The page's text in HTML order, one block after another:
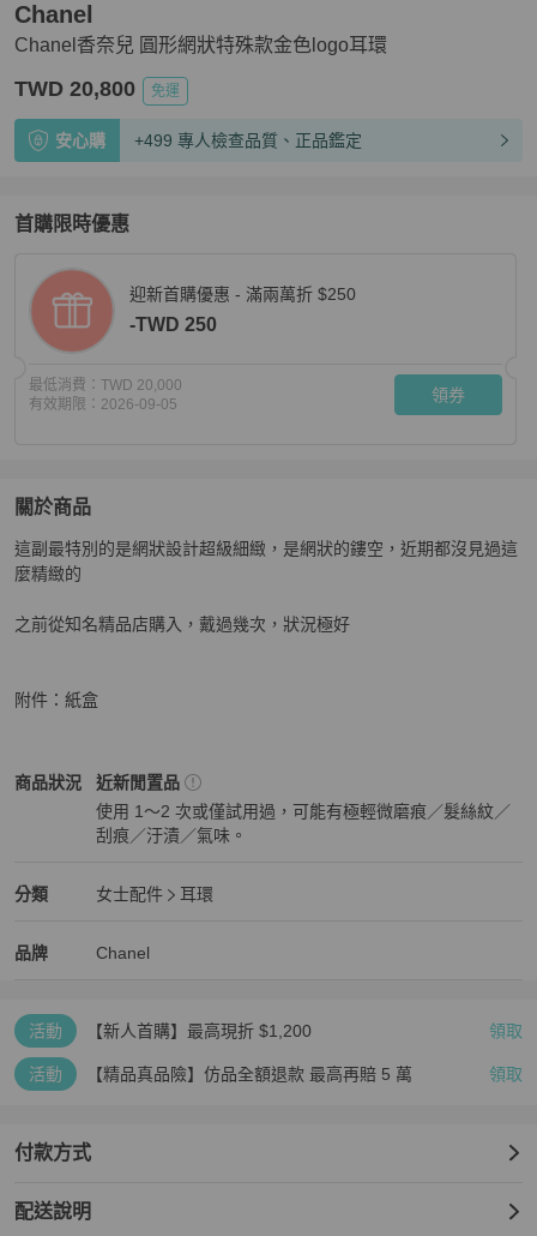
Chanel香奈兒 圓形網狀特殊款金色logo耳環
Chanel
TWD 20,800 免運
安心購 +499 專人檢查品質、正品鑑定
首購限時優惠
迎新首購優惠 - 滿兩萬折 $250
-TWD 250
最低消費： TWD 20,000
有效期限： 2026-09-05 領券
關於商品
關於Chanel香奈兒 圓形網狀特殊款金色logo耳環商品詳情與
這副最特別的是網狀設計超級細緻，是網狀的鏤空，近期都沒見過這
麼精緻的
之前從知名精品店購入，戴過幾次，狀況極好
附件：紙盒
商品狀況
Chanel女士配件商品狀態與細節
近新閒置品
使用 1～2 次或僅試用過，可能有極輕微磨痕／髮絲紋／
刮痕／汙漬／氣味。
分類
Chanel 女士配件分類資訊
女士配件
耳環
品牌
Chanel 精品女士配件
Chanel
Chanel 推薦清單
活動 【新人首購】最高現折 $1,200 領取
活動 【精品真品險】仿品全額退款 最高再賠 5 萬 領取
付款方式
配送說明